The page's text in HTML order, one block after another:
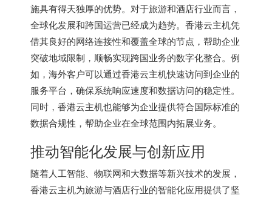
施具有得天独厚的优势。对于旅游和酒店行业而言，
全球化发展和跨国运营已经成为趋势。香港云主机凭
借其良好的网络连接性和覆盖全球的节点，帮助企业
突破地域限制，顺畅实现跨国业务的数字化整合。例
如，海外客户可以通过香港云主机快速访问到企业的
服务平台，确保系统响应速度和数据访问的稳定性。
同时，香港云主机也能够为企业提供符合国际标准的
数据合规性，帮助企业在全球范围内拓展业务。
推动智能化发展与创新应用
随着人工智能、物联网和大数据等新兴技术的发展，
香港云主机为旅游与酒店行业的智能化应用提供了坚